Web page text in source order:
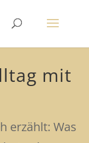
mit
erzählt: Was